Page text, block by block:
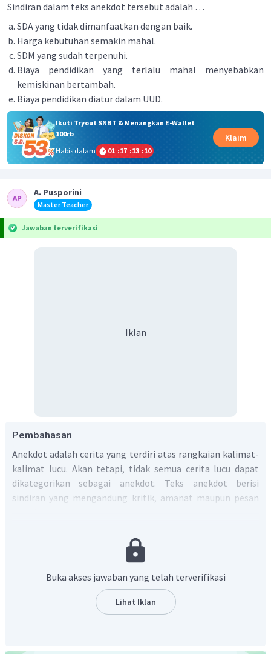
Sindiran dalam teks anekdot tersebut adalah …
SDA yang tidak dimanfaatkan dengan baik.
Harga kebutuhan semakin mahal.
SDM yang sudah terpenuhi.
Biaya pendidikan yang terlalu mahal menyebabkan
kemiskinan bertambah.
Biaya pendidikan diatur dalam UUD.
Ikuti Tryout SNBT & Menangkan E-Wallet
100rb
Habis dalam
01 :17 :13 :09
Klaim
A. Pusporini
Master Teacher
Jawaban terverifikasi
Iklan
Pembahasan
Anekdot adalah cerita yang terdiri atas rangkaian kalimat-
kalimat lucu. Akan tetapi, tidak semua cerita lucu dapat
dikategorikan sebagai anekdot. Teks anekdot berisi
sindiran yang mengandung kritik, amanat maupun pesan
anekdot adalah cerita singkat yang menarik karena lucu
dan mengesankan. Isi teks anekdot biasanya mengenai
sebenarnya. Jadi, pada dasarnya, anekdot adalah cerita lucu
yang didasari oleh kejadian nyata.
Teks anekdot berisi sindiran yang mengandung kritik,
Buka akses jawaban yang telah terverifikasi
Lihat Iklan